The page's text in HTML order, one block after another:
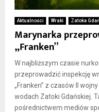
Aktualności Wraki Zatoka
Marynarka
„Franken”
W najbliższym czasie
przeprowadzić inspekcję
„Franken” z czasów II
wodach Zatoki Gdańskiej.
pośrednictwem mediów